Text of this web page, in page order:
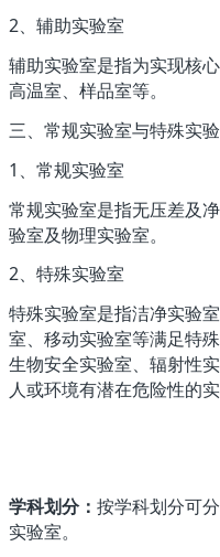
2、辅助实验室
辅助实验室是指为实现核
高温室、样品室等。
三、常规实验室与特殊实
1、常规实验室
常规实验室是指无压差及
验室及物理实验室。
2、特殊实验室
特殊实验室是指洁净实验
室、移动实验室等满足特
生物安全实验室、辐射性
人或环境有潜在危险性的实
学科划分： 按学科划分可
实验室。